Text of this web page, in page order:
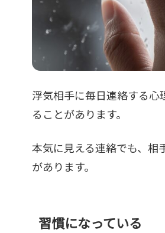
浮気相手に毎日連絡する
ることがあります。
本気に見える連絡でも、相
があります。
習慣になっている